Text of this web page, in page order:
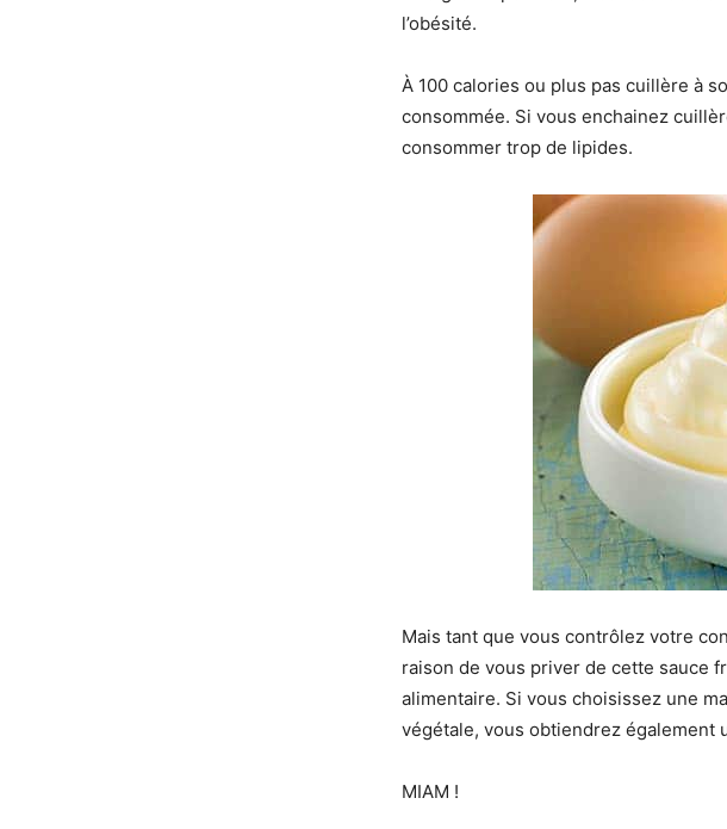
l’obésité.
À 100 calories ou plus pas cuillère à
consommée. Si vous enchainez
consommer trop de lipides.
Mais tant que vous contrôlez votre
raison de vous priver de cette sauce
alimentaire. Si vous choisissez une
végétale, vous obtiendrez également
MIAM !